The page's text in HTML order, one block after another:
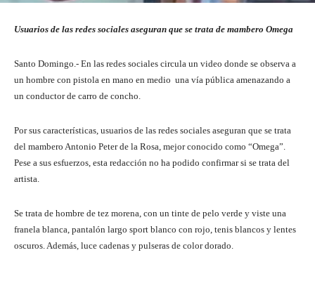
Usuarios de las redes sociales aseguran que se trata de mambero Omega
Santo Domingo.- En las redes sociales circula un video donde se observa a
un hombre con pistola en mano en medio una vía pública amenazando a
un conductor de carro de concho.
Por sus características, usuarios de las redes sociales aseguran que se trata
del mambero Antonio Peter de la Rosa, mejor conocido como “Omega”.
Pese a sus esfuerzos, esta redacción no ha podido confirmar si se trata del
artista.
Se trata de hombre de tez morena, con un tinte de pelo verde y viste una
franela blanca, pantalón largo sport blanco con rojo, tenis blancos y lentes
oscuros. Además, luce cadenas y pulseras de color dorado.